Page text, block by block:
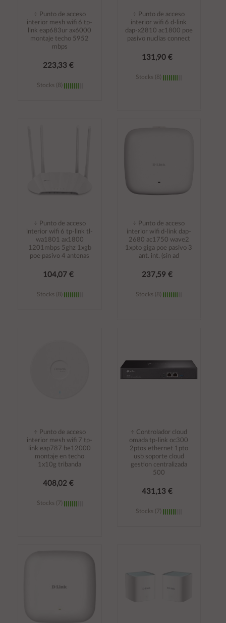
÷ Punto de acceso
interior mesh wifi 6 tp-
link eap683ur ax6000
montaje techo 5952
mbps
223,33 €
Stocks (8)
÷ Punto de acceso
interior wifi 6 d-link
dap-x2810 ac1800 poe
pasivo nuclias connect
131,90 €
Stocks (8)
÷ Punto de acceso
interior wifi 6 tp-link tl-
wa1801 ax1800
1201mbps 5ghz 1xgb
poe pasivo 4 antenas
104,07 €
Stocks (8)
÷ Punto de acceso
interior wifi d-link dap-
2680 ac1750 wave2
1xpto giga poe pasivo 3
ant. int. (sin ad
237,59 €
Stocks (8)
÷ Punto de acceso
interior mesh wifi 7 tp-
link eap787 be12000
montaje en techo
1x10g tribanda
408,02 €
Stocks (7)
÷ Controlador cloud
omada tp-link oc300
2ptos ethernet 1pto
usb soporte cloud
gestion centralizada
500
431,13 €
Stocks (7)